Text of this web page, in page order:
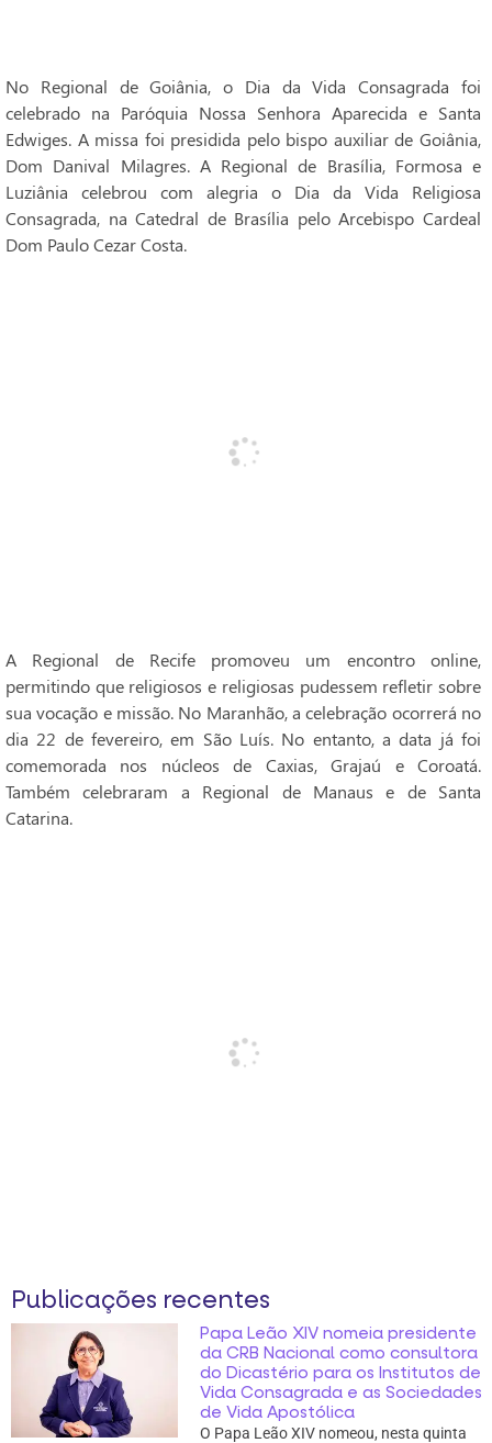
No Regional de Goiânia, o Dia da Vida Consagrada foi
celebrado na Paróquia Nossa Senhora Aparecida e Santa
Edwiges. A missa foi presidida pelo bispo auxiliar de Goiânia,
Dom Danival Milagres. A Regional de Brasília, Formosa e
Luziânia celebrou com alegria o Dia da Vida Religiosa
Consagrada, na Catedral de Brasília pelo Arcebispo Cardeal
Dom Paulo Cezar Costa.
A Regional de Recife promoveu um encontro online,
permitindo que religiosos e religiosas pudessem refletir sobre
sua vocação e missão. No Maranhão, a celebração ocorrerá no
dia 22 de fevereiro, em São Luís. No entanto, a data já foi
comemorada nos núcleos de Caxias, Grajaú e Coroatá.
Também celebraram a Regional de Manaus e de Santa
Catarina.
Publicações recentes
Papa Leão XIV nomeia presidente
da CRB Nacional como consultora
do Dicastério para os Institutos de
Vida Consagrada e as Sociedades
de Vida Apostólica
O Papa Leão XIV nomeou, nesta quinta